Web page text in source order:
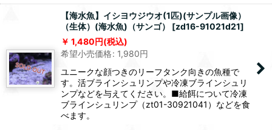
【海水魚】イシヨウジウオ(1匹)(サンプル画像）
（生体）(海水魚)（サンゴ）
[zd16-91021d21]
1,480円(税込)
希望小売価格: 1,980円
ユニークな顔つきのリーフタンク向きの魚種で
す。活ブラインシュリンプや冷凍ブラインシュリ
ンプなどを与えてください。■給餌について冷凍
ブラインシュリンプ（zt01-30921041）などを食
べます。